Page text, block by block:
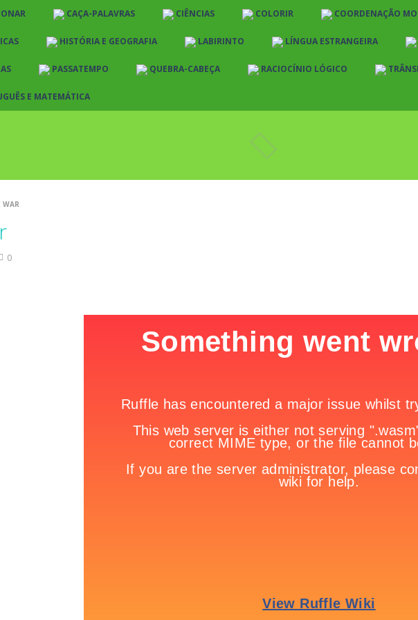
CAÇA-PALAVRAS CIÊNCIAS COLORIR COORDENAÇÃO
HISTÓRIA E GEOGRAFIA LABIRINTO LÍNGUA ESTRANGEIRA
PASSATEMPO QUEBRA-CABEÇA RACIOCÍNIO LÓGICO
E MATEMÁTICA
WAR
0